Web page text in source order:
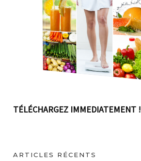
TÉLÉCHARGEZ IMMEDIATEMENT !
ARTICLES RÉCENTS